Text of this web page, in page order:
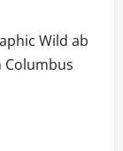
Wild ab
Columbus